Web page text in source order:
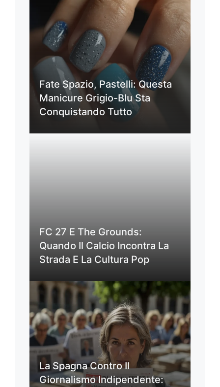
Fate Spazio, Pastelli: Questa
Manicure Grigio-Blu Sta
Conquistando Tutto
FC 27 E The Grounds:
Quando Il Calcio Incontra La
Strada E La Cultura Pop
La Spagna Contro Il
Giornalismo Indipendente: